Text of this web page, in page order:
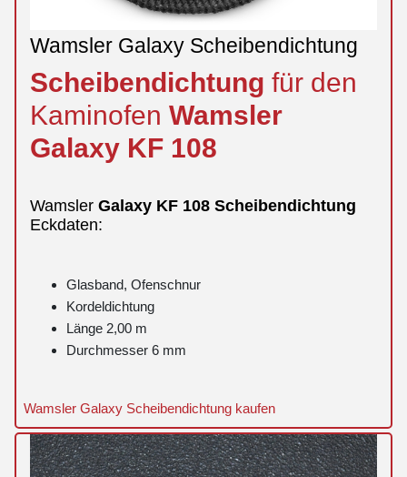
Wamsler Galaxy Scheibendichtung
Scheibendichtung für den
Kaminofen Wamsler
Galaxy KF 108
Wamsler Galaxy KF 108 Scheibendichtung
Eckdaten:
Glasband, Ofenschnur
Kordeldichtung
Länge 2,00 m
Durchmesser 6 mm
Wamsler Galaxy Scheibendichtung kaufen